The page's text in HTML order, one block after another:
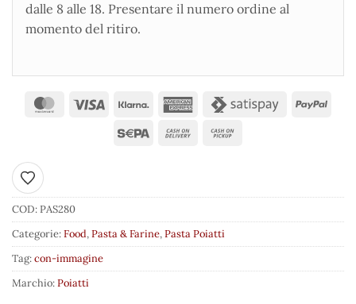
dalle 8 alle 18. Presentare il numero ordine al
momento del ritiro.
Aggiungi ai preferiti
COD:PAS280
Categorie:Food,Pasta & Farine,Pasta Poiatti
Tag:con-immagine
Marchio:Poiatti